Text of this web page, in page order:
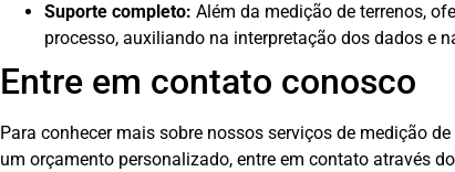
Suporte completo: Além da medição de terrenos,
processo, auxiliando na interpretação dos dados e
Entre em contato conosco
Para conhecer mais sobre nossos serviços de medição
um orçamento personalizado, entre em contato através